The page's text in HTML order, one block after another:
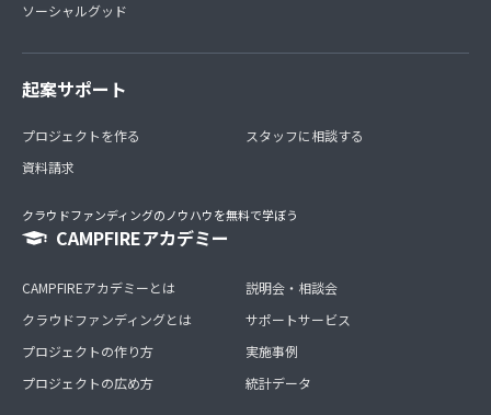
ソーシャルグッド
起案サポート
プロジェクトを作る
資料請求
スタッフに相談する
クラウドファンディングのノウハウを無料で学ぼう
CAMPFIREアカデミー
CAMPFIREアカデミーとは
クラウドファンディングとは
プロジェクトの作り方
プロジェクトの広め方
説明会・相談会
サポートサービス
実施事例
統計データ